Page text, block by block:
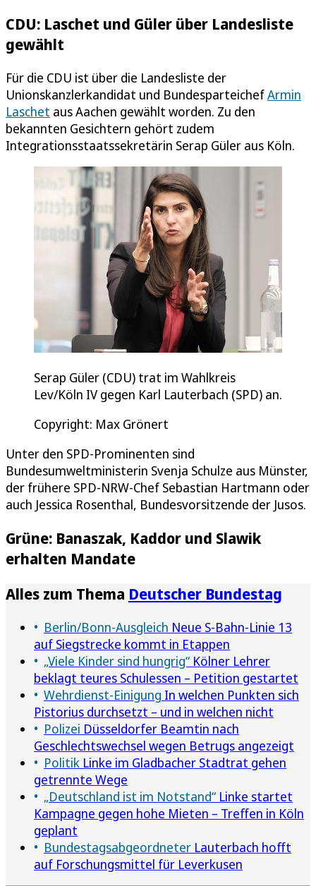
CDU: Laschet und Güler über Landesliste
gewählt
Für die CDU ist über die Landesliste der
Unionskanzlerkandidat und BundesparteichefArmin
Laschet aus Aachen gewählt worden. Zu den
bekannten Gesichtern gehört zudem
Integrationsstaatssekretärin Serap Güler aus Köln.
Serap Güler (CDU) trat im Wahlkreis
Lev/Köln IV gegen Karl Lauterbach (SPD) an.
Copyright: Max Grönert
Unter den SPD-Prominenten sind
Bundesumweltministerin Svenja Schulze aus Münster,
der frühere SPD-NRW-Chef Sebastian Hartmann oder
auch Jessica Rosenthal, Bundesvorsitzende der Jusos.
Grüne: Banaszak, Kaddor und Slawik
erhalten Mandate
Alles zum Thema Deutscher Bundestag
Berlin/Bonn-Ausgleich Neue S-Bahn-Linie 13
auf Siegstrecke kommt in Etappen
„Viele Kinder sind hungrig“ Kölner Lehrer
beklagt teures Schulessen – Petition gestartet
Wehrdienst-Einigung In welchen Punkten sich
Pistorius durchsetzt – und in welchen nicht
Polizei Düsseldorfer Beamtin nach
Geschlechtswechsel wegen Betrugs angezeigt
Politik Linke im Gladbacher Stadtrat gehen
getrennte Wege
„Deutschland ist im Notstand“ Linke startet
Kampagne gegen hohe Mieten – Treffen in Köln
geplant
Bundestagsabgeordneter Lauterbach hofft
auf Forschungsmittel für Leverkusen